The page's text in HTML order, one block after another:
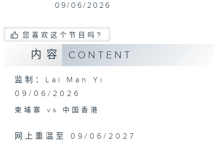
09/06/2026
您喜欢这个节目吗?
内容 CONTENT
监制：Lai Man Yi
09/06/2026
柬埔寨 vs 中国香港
网上重温至 09/06/2027